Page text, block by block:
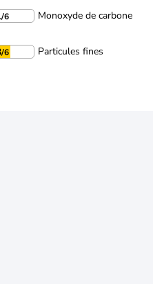
/6 Monoxyde de carbone
/6 Particules fines